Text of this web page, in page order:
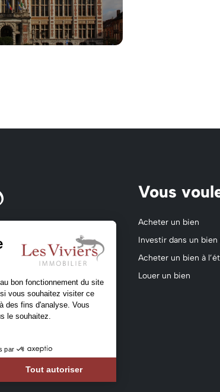
Vous
Acheter un bien
Investir dans un bien
Acheter un bien à
Louer un bien